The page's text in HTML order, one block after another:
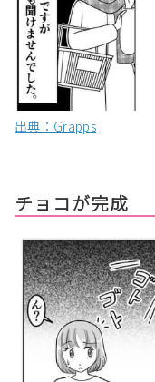
出典：Grapps
チョコが完成